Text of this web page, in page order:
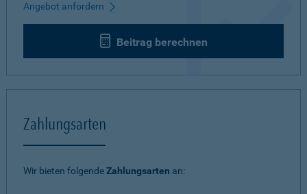
Angebot anfordern
Beitrag berechnen
Zahlungsarten
Wir bieten folgendeZahlungsarten an: